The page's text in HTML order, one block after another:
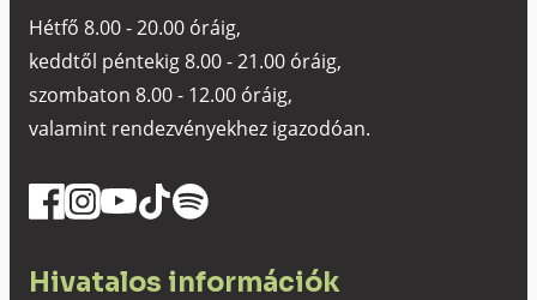
Hétfő 8.00 - 20.00 óráig,
keddtől péntekig 8.00 - 21.00 óráig,
szombaton 8.00 - 12.00 óráig,
valamint rendezvényekhez igazodóan.
Hivatalos információk